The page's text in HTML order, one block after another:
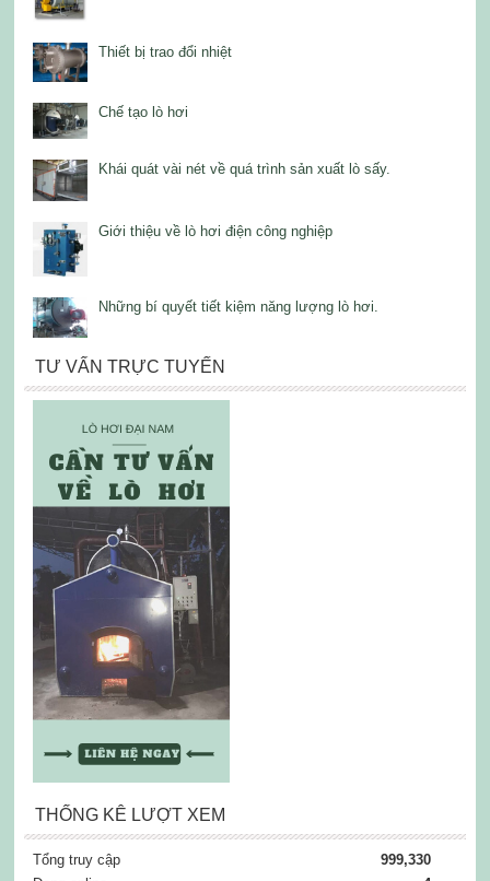
Thiết bị trao đổi nhiệt
Chế tạo lò hơi
Khái quát vài nét về quá trình sản xuất lò sấy.
Giới thiệu về lò hơi điện công nghiệp
Những bí quyết tiết kiệm năng lượng lò hơi.
TƯ VẤN TRỰC TUYẾN
THỐNG KÊ LƯỢT XEM
Tổng truy cập
999,330